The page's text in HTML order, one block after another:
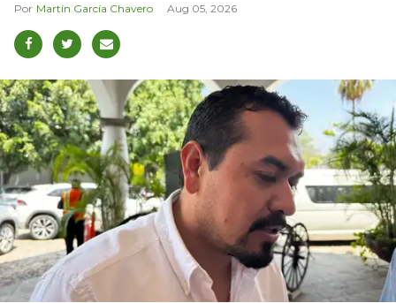
Martín García Chavero Aug 05, 2026